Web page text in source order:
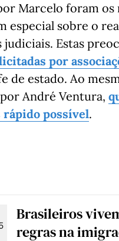
Marcelo foram
especial sobre o
Estas
por
de estado. Ao
André Ventura,
rápido possível.
Brasileiros
regras na